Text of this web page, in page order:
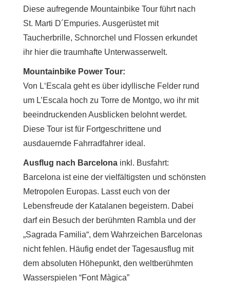
Diese aufregende Mountainbike Tour führt nach
St. Marti D´Empuries. Ausgerüstet mit
Taucherbrille, Schnorchel und Flossen erkundet
ihr hier die traumhafte Unterwasserwelt.
Mountainbike Power Tour:
Von L‘Escala geht es über idyllische Felder rund
um L’Escala hoch zu Torre de Montgo, wo ihr mit
beeindruckenden Ausblicken belohnt werdet.
Diese Tour ist für Fortgeschrittene und
ausdauernde Fahrradfahrer ideal.
Ausflug nach Barcelona inkl. Busfahrt:
Barcelona ist eine der vielfältigsten und schönsten
Metropolen Europas. Lasst euch von der
Lebensfreude der Katalanen begeistern. Dabei
darf ein Besuch der berühmten Rambla und der
„Sagrada Familia“, dem Wahrzeichen Barcelonas
nicht fehlen. Häufig endet der Tagesausflug mit
dem absoluten Höhepunkt, den weltberühmten
Wasserspielen “Font Màgica”